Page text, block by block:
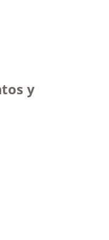
y